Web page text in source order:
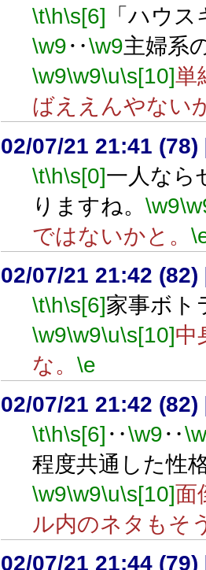
\t\h\s[6]
「ハウ
\w9‥\w9主婦系
\w9\w9\u\s[10]単
ばええんやない
02/07/21 21:41 (78)
\t\h\s[0]一人なら
りますね。 \w9
ではないかと。
02/07/21 21:42 (82)
\t\h\s[6]家事ボト
\w9\w9\u\s[10]中
な。 \e
02/07/21 21:42 (82)
\t\h\s[6] ‥\w9‥
程度共通した性
\w9\w9\u\s[10]面
ル内のネタもそ
02/07/21 21:44 (79)